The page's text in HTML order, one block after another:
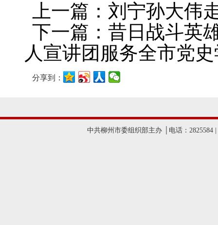
上一篇：刘宁孙大伟
下一篇：昔日战斗英
人宣讲团服务全市党
分享到：
中共柳州市委组织部主办 │电话：2825584